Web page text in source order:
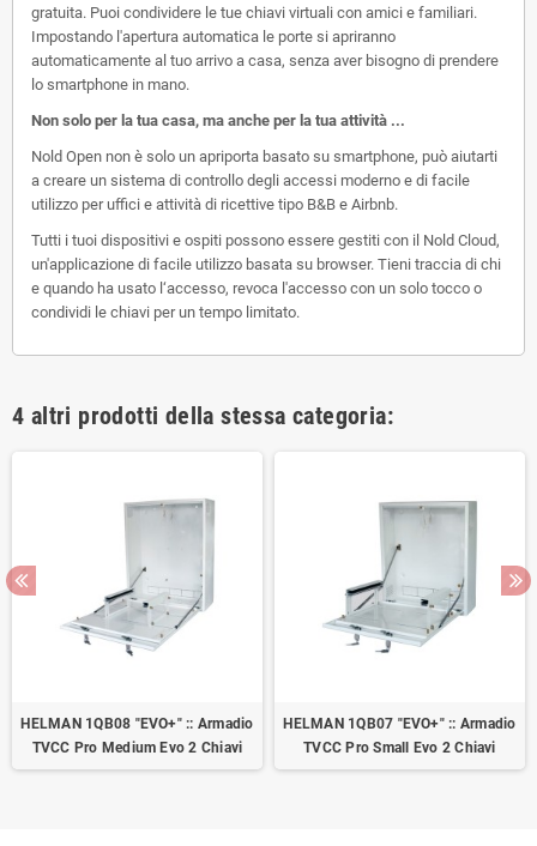
gratuita. Puoi condividere le tue chiavi virtuali con amici e familiari.
Impostando l'apertura automatica le porte si apriranno
automaticamente al tuo arrivo a casa, senza aver bisogno di prendere
lo smartphone in mano.
Non solo per la tua casa, ma anche per la tua attività ...
Nold Open non è solo un apriporta basato su smartphone, può aiutarti
a creare un sistema di controllo degli accessi moderno e di facile
utilizzo per uffici e attività di ricettive tipo B&B e Airbnb.
Tutti i tuoi dispositivi e ospiti possono essere gestiti con il Nold Cloud,
un'applicazione di facile utilizzo basata su browser. Tieni traccia di chi
e quando ha usato l‘accesso, revoca l'accesso con un solo tocco o
condividi le chiavi per un tempo limitato.
4 altri prodotti della stessa categoria:
HELMAN 1QB08 "EVO+" :: Armadio
TVCC Pro Medium Evo 2 Chiavi
HELMAN 1QB07 "EVO+" :: Armadio
TVCC Pro Small Evo 2 Chiavi